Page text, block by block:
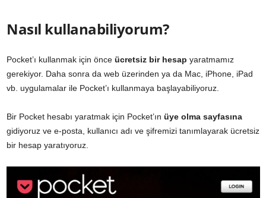
Nasıl kullanabiliyorum?
Pocket’ı kullanmak için önce ücretsiz bir hesap yaratmamız
gerekiyor. Daha sonra da web üzerinden ya da Mac, iPhone, iPad
vb. uygulamalar ile Pocket’ı kullanmaya başlayabiliyoruz.
Bir Pocket hesabı yaratmak için Pocket’ın üye olma sayfasına
gidiyoruz ve e-posta, kullanıcı adı ve şifremizi tanımlayarak ücretsiz
bir hesap yaratıyoruz.